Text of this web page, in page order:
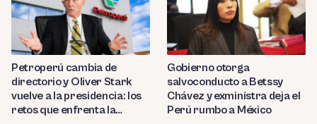
Petroperú cambia de
directorio y Oliver Stark
vuelve a la presidencia: los
retos que enfrenta la
Gobierno otorga
salvoconducto a Betssy
Chávez y exministra deja el
Perú rumbo a México